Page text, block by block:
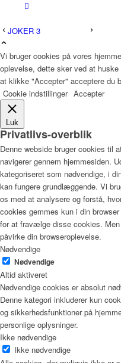
JOKER 3
Vi bruger cookies på vores
oplevelse, dette sker ved at
at klikke "Accepter" acceptere du
Cookie indstillinger Accepter
Luk
Privatlivs-overblik
Denne webside bruger cookies til
navigerer gennem hjemmesiden.
kategoriseret som nødvendige, i
kan fungere grundlæggende. Vi
os med at analysere og forstå,
cookies gemmes kun i din
for at fravælge disse cookies.
påvirke din browseroplevelse.
Nødvendige
Nødvendige
Altid aktiveret
Nødvendige cookies er absolut
Denne kategori inkluderer kun
og sikkerhedsfunktioner på
personlige oplysninger.
Ikke nødvendige
Ikke nødvendige